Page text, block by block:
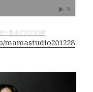
ー年末グダグダSP
mamastudio201228